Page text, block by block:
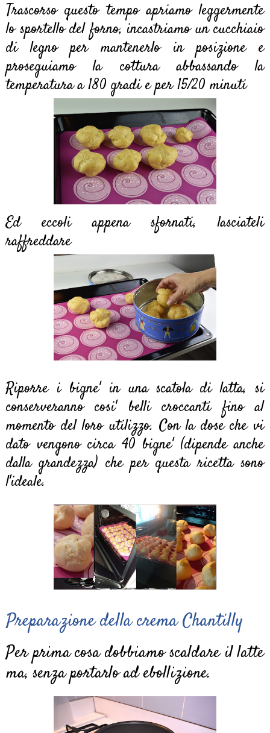
Trascorso questo tempo apriamo leggermente
lo sportello del forno, incastriamo un cucchiaio
di legno per mantenerlo in posizione e
proseguiamo la cottura abbassando la
temperatura a 180 gradi e per 15/20 minuti
Ed eccoli appena sfornati, lasciateli
raffreddare
Riporre i bigne' in una scatola di latta, si
conserveranno cosi' belli croccanti fino al
momento del loro utilizzo. Con la dose che vi
dato vengono circa 40 bigne' (dipende anche
dalla grandezza) che per questa ricetta sono
l'ideale.
Preparazione della crema Chantilly
Per prima cosa dobbiamo scaldare il latte
ma, senza portarlo ad ebollizione.